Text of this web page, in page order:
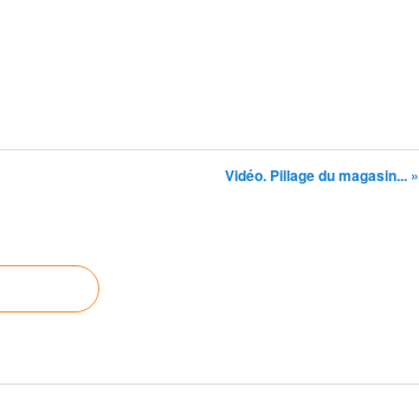
Vidéo. Pillage du magasin... »